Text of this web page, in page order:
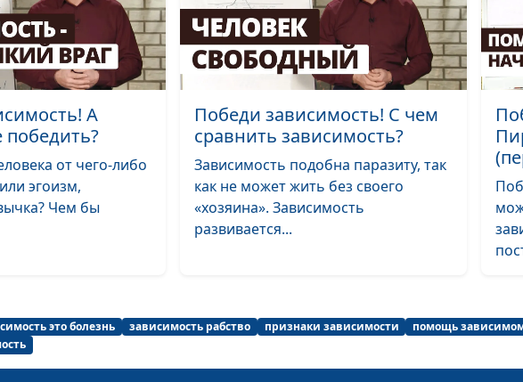
победить?
Я смогу
пить! Выход из
алкогольной
зависимости
Я смогу
пить! Развитие
пить! Духовная
А
от чего-либо
эгоизм,
Чем бы
Победи зависимость! С чем
сравнить зависимость?
Зависимость подобна паразиту, так
как не может жить без своего
«хозяина». Зависимость
развивается...
это болезнь зависимость рабство признаки зависимости помощь